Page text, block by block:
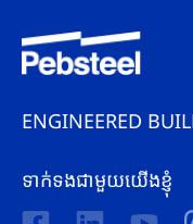
ផលិតផល
ប្រព័ន្ធផ្សព្វផ្សាយ
ព័តមាន
រូបភាព
ENGINEERED
ទាក់ទងជាមួយយើងខ្ញុំ